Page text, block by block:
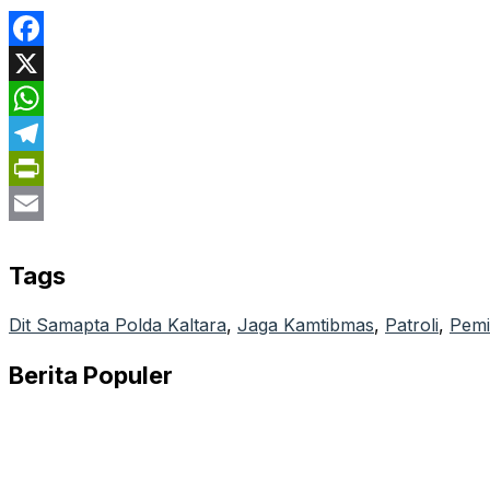
Facebook
X
WhatsApp
Telegram
PrintFriendly
Tags
Dit Samapta Polda Kaltara, Jaga Kamtibmas, Patroli,
Berita Populer